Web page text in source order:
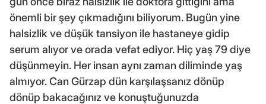
önemli bir şey çıkmadığını biliyorum. Bugün yine
halsizlik ve düşük tansiyon ile hastaneye gidip
serum alıyor ve orada vefat ediyor. Hiç yaş 79 diye
düşünmeyin. Her insan aynı zaman diliminde yaş
almıyor. Can Gürzap dün karşılaşsanız dönüp
dönüp bakacağınız ve konuştuğunuzda